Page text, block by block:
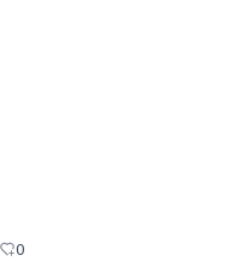
0